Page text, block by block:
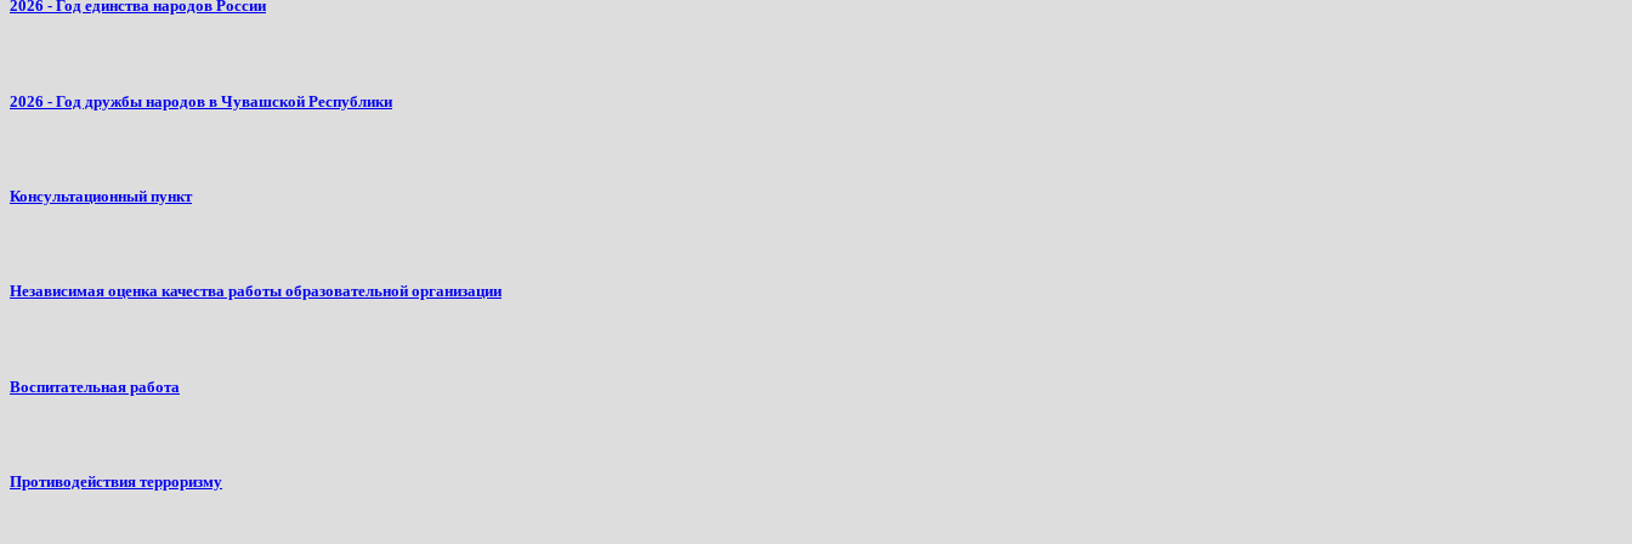
2026 - Год единства народов России
2026 - Год дружбы народов в Чувашской Республики
Консультационный пункт
Независимая оценка качества работы образовательной организации
Воспитательная работа
Противодействия терроризму